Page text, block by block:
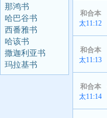
那鸿书
哈巴谷书
西番雅书
哈该书
撒迦利亚书
玛拉基书
和合本
太11:12
和合本
太11:13
和合本
太11:14